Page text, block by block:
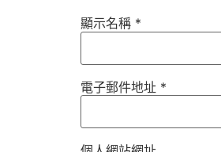
顯示名稱 *
電子郵件地址 *